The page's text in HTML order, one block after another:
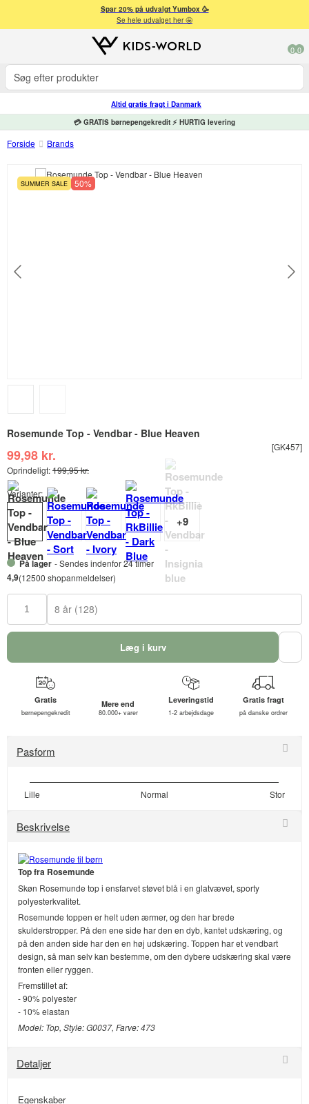
Spar 20% på udvalgt Yumbox 🥳
Se hele udvalget her 🤩
0 0
Altid gratis fragt i Danmark
💳 GRATIS børnepengekredit ⚡ HURTIG levering
Forside Brands
SUMMER SALE 50%
Rosemunde Top - Vendbar - Blue Heaven
[GK457]
99,98 kr.
Oprindeligt:199,95 kr.
Varianter:
På lager - Sendes indenfor 24 timer
4,9(12500 shopanmeldelser)
8 år (128)
Læg i kurv
Gratis
børnepengekredit
Mere end
80.000+ varer
Leveringstid
1-2 arbejdsdage
Gratis fragt
på danske ordrer
Pasform
Lille Normal Stor
Beskrivelse
Top fra Rosemunde
Skøn Rosemunde top i ensfarvet støvet blå i en glatvævet, sporty
polyesterkvalitet.
Rosemunde toppen er helt uden ærmer, og den har brede
skulderstropper. På den ene side har den en dyb, kantet udskæring, og
på den anden side har den en høj udskæring. Toppen har et vendbart
design, så man selv kan bestemme, om den dybere udskæring skal være
fronten eller ryggen.
Fremstillet af:
- 90% polyester
- 10% elastan
Model: Top, Style: G0037, Farve:473
Detaljer
Egenskaber